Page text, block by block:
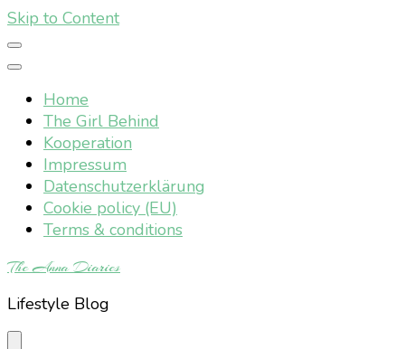
Skip to Content
Home
The Girl Behind
Kooperation
Impressum
Datenschutzerklärung
Cookie policy (EU)
Terms & conditions
The Anna Diaries
Lifestyle Blog